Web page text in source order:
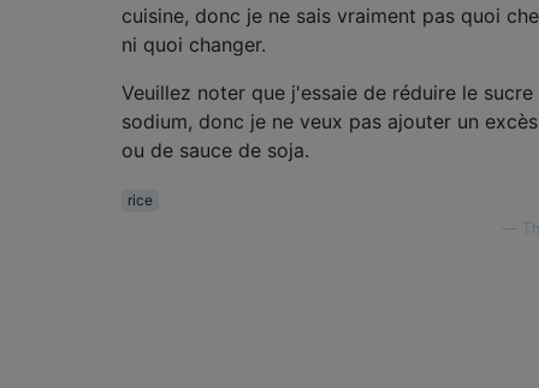
cuisine, donc je ne sais vraiment pas quoi
ni quoi changer.
Veuillez noter que j'essaie de réduire le sucre
sodium, donc je ne veux pas ajouter un
ou de sauce de soja.
rice